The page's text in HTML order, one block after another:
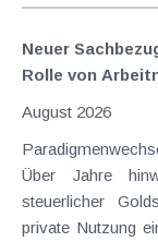
Neuer
Rolle von
August 2026
Über Jahre
steuerlicher
private Nutzung